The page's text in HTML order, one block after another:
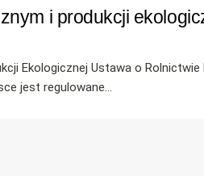
i produkcji
Ekologicznej Ustawa o Rolnictwie
jest regulowane...